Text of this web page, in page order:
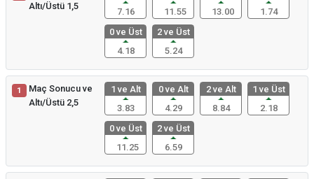
Altı/Üstü 1,5
7.16
11.55
13.00
1.74
0 ve Üst
4.18
2 ve Üst
5.24
1
Maç Sonucu ve
Altı/Üstü 2,5
1 ve Alt
3.83
0 ve Alt
4.29
2 ve Alt
8.84
1 ve Üst
2.18
0 ve Üst
11.25
2 ve Üst
6.59